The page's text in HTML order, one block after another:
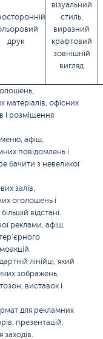
друк
візуальний
стиль,
виразний
крафтовий
зовнішній
вигляд
матеріалів, офісних
і розміщення
меню, афіш,
повідомлень і
бачити з невеликої
залів,
оголошень і
відстані.
реклами, афіш,
лінійці, який
зображень,
виставок і
для рекламних
презентацій,